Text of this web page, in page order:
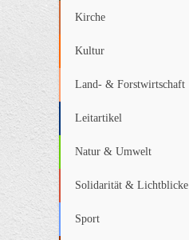
Kirche
Kultur
Land- & Forstwirtschaft
Leitartikel
Natur & Umwelt
Solidarität & Lichtblicke
Sport